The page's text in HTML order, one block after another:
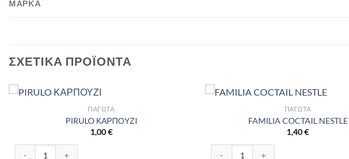
ΜΆΡΚΑ
ΣΧΕΤΙΚΆ ΠΡΟΪΌΝΤΑ
ΠΑΓΩΤΆ
PIRULO ΚΑΡΠΟΥΖΙ
1,00€
ΠΑΓΩΤΆ
FAMILIA COCTAIL NESTLE
1,40€